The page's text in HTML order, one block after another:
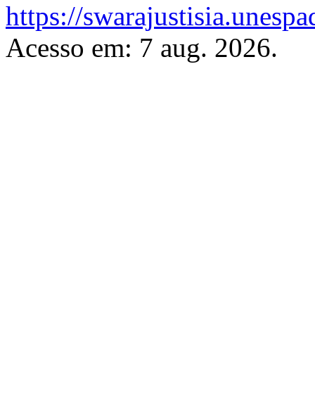
https://
Acesso em: 7 aug. 2026.